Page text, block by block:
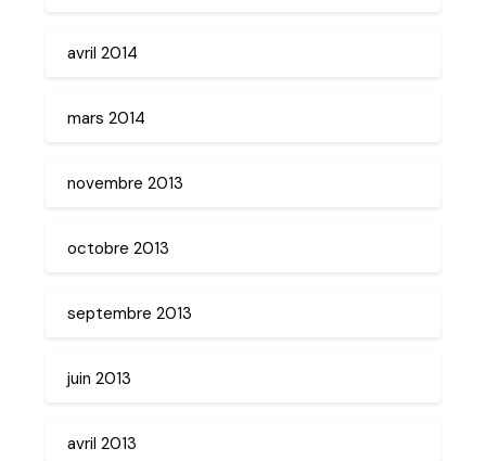
avril 2014
mars 2014
novembre 2013
octobre 2013
septembre 2013
juin 2013
avril 2013